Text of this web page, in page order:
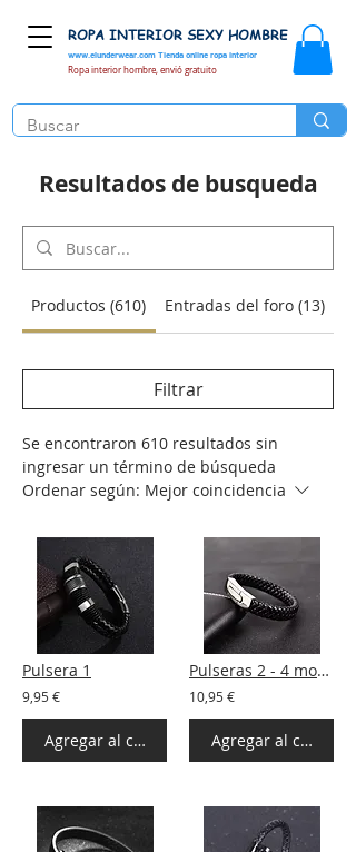
www.elunderwear.com Tienda online ropa interior
ROPA INTERIOR SEXY HOMBRE
Ropa interior hombre, envió gratuito
Resultados de busqueda
Productos (610) Entradas del foro (13)
Filtrar
Se encontraron 610 resultados sin
ingresar un término de búsqueda
Ordenar según: Mejor coincidencia
Pulsera 1
9,95 €
Agregar al carrito
Pulseras 2 - 4 modelos
10,95 €
Agregar al carrito